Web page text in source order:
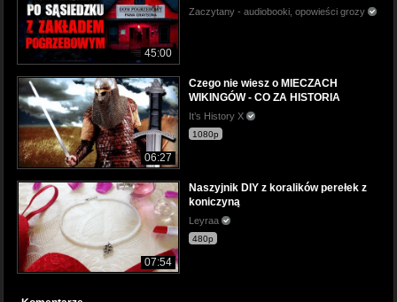
45:00
Zaczytany - audiobooki, opowieści grozy
06:27
Czego nie wiesz o MIECZACH
WIKINGÓW - CO ZA HISTORIA
It’s History X
1080p
07:54
Naszyjnik DIY z koralików perełek z
koniczyną
Leyraa
480p